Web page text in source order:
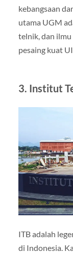
kebangsaan
utama UGM
telnik, dan
pesaing kuat
3. Institut
ITB adalah
di Indonesia.